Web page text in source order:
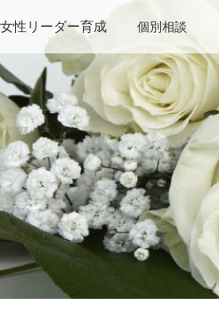
性リーダー育成 個別相談